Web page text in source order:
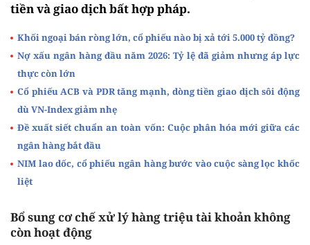
tiền và giao dịch bất hợp pháp.
Khối ngoại bán ròng lớn, cổ phiếu nào bị xả tới 5.000 tỷ đồng?
Nợ xấu ngân hàng đầu năm 2026: Tỷ lệ đã giảm nhưng áp lực
thực còn lớn
Cổ phiếu ACB và PDR tăng mạnh, dòng tiền giao dịch sôi động
dù VN-Index giảm nhẹ
Đề xuất siết chuẩn an toàn vốn: Cuộc phân hóa mới giữa các
ngân hàng bắt đầu
NIM lao dốc, cổ phiếu ngân hàng bước vào cuộc sàng lọc khốc
liệt
Bổ sung cơ chế xử lý hàng triệu tài khoản không
còn hoạt động